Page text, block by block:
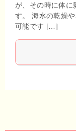
が、その時に体に
す。 海水の乾燥
可能です […]